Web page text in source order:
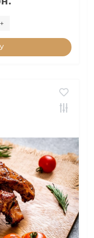
+